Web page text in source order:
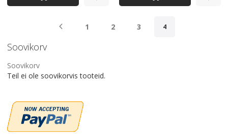
EelminePage
1 Page
2 Page
3 You're currently
4
Soovikorv
Soovikorv
Teil ei ole soovikorvis tooteid.